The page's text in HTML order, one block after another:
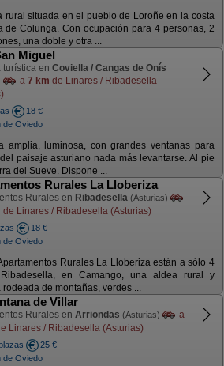
rural situada en el pueblo de Loroñe en la costa
de Colunga. Con ocupación para 4 personas, 2
una doble y otra ...
Miguel
turística en Coviella / Cangas de Onís
a 7 km de Linares / Ribadesella
18 €
de Oviedo
amplia, luminosa, con grandes ventanas para
paisaje asturiano nada más levantarse. Al pie
del Sueve. Dispone ...
Rurales La Lloberiza
Rurales en Ribadesella (Asturias)
de Linares / Ribadesella (Asturias)
18 €
de Oviedo
Rurales La Lloberiza están a sólo 4
en Camango, una aldea rural y
rodeada de montañas, verdes ...
de Villar
Rurales en Arriondas (Asturias)
a
Linares / Ribadesella (Asturias)
25 €
de Oviedo